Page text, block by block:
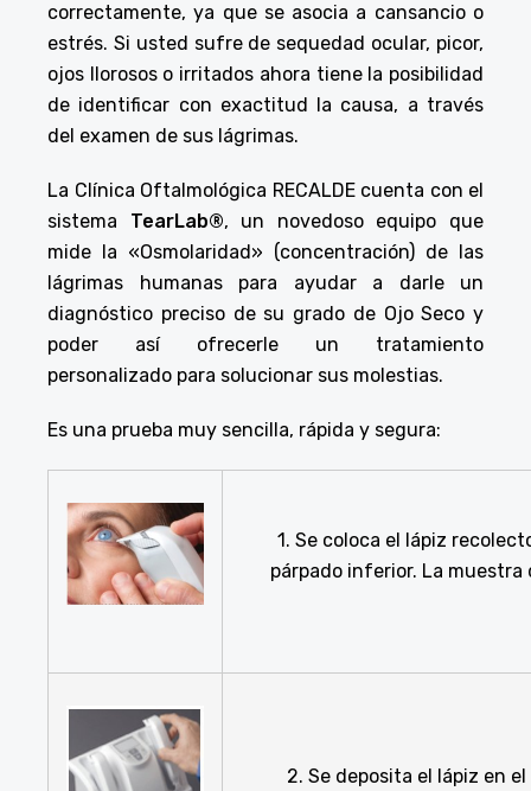
correctamente, ya que se asocia a cansancio o
estrés. Si usted sufre de sequedad ocular, picor,
ojos llorosos o irritados ahora tiene la posibilidad
de identificar con exactitud la causa, a través
del examen de sus lágrimas.
La Clínica Oftalmológica RECALDE cuenta con el
sistema TearLab®, un novedoso equipo que
mide la «Osmolaridad» (concentración) de las
lágrimas humanas para ayudar a darle un
diagnóstico preciso de su grado de Ojo Seco y
poder así ofrecerle un tratamiento
personalizado para solucionar sus molestias.
Es una prueba muy sencilla, rápida y segura:
1. Se coloca el lápiz
párpado inferior. La
2. Se deposita el lápiz en